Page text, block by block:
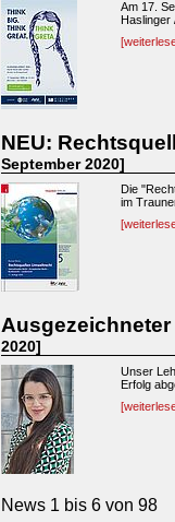
Am 17.
Haslinger
NEU:
September 2020]
Die
im
2020]
Unser
Erfolg
News 1 bis 6von 98